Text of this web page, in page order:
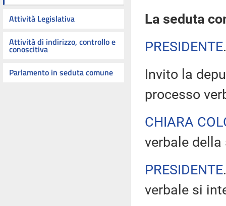
Attività Legislativa
Attività di indirizzo, controllo e
conoscitiva
Parlamento in seduta comune
La seduta
PRESIDENTE
Invito la
processo
CHIARA
verbale
PRESIDENTE
verbale si